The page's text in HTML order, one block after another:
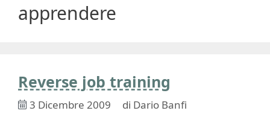
apprendere
Reverse job training
3 Dicembre 2009 di Dario Banfi